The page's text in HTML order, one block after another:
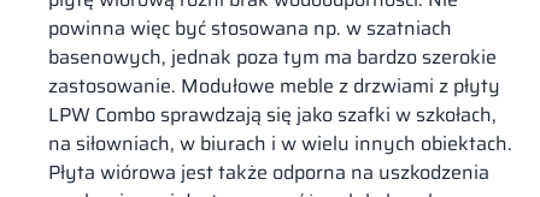
powinna więc być stosowana np. w szatniach
basenowych, jednak poza tym ma bardzo szerokie
zastosowanie. Modułowe meble z drzwiami z płyty
LPW Combo sprawdzają się jako szafki w szkołach,
na siłowniach, w biurach i w wielu innych obiektach.
Płyta wiórowa jest także odporna na uszkodzenia